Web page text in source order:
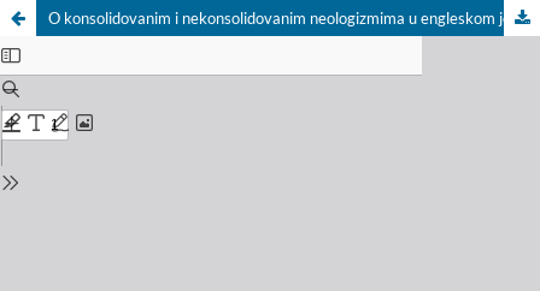
O konsolidovanim i nekonsolidovanim neologizmima u engleskom jeziku